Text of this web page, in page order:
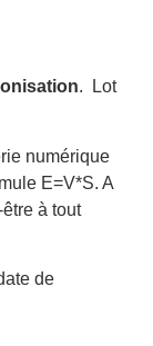
. Lot
numérique
E=V*S. A
à tout
de